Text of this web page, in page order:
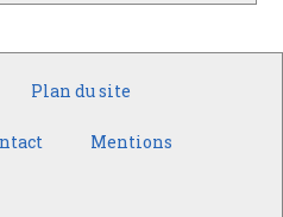
Plan du site
Mentions